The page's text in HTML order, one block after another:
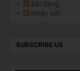
Bài đăng
Nhận xét
SUBSCRIBE US